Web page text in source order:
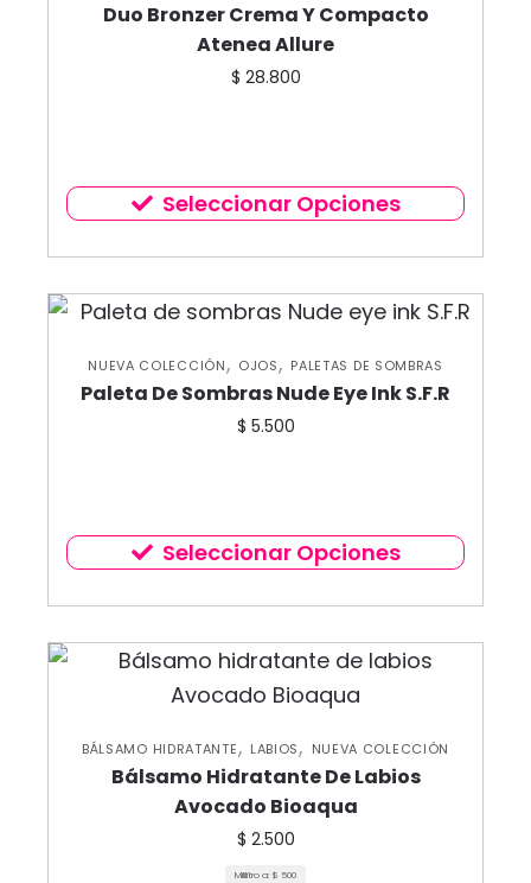
Duo Bronzer Crema Y Compacto
Atenea Allure
$ 28.800
Seleccionar Opciones
NUEVA COLECCIÓN, OJOS, PALETAS DE SOMBRAS
Paleta De Sombras Nude Eye Ink S.F.R
$ 5.500
Seleccionar Opciones
BÁLSAMO HIDRATANTE, LABIOS, NUEVA COLECCIÓN
Bálsamo Hidratante De Labios
Avocado Bioaqua
$ 2.500
Mililitro a: $ 500